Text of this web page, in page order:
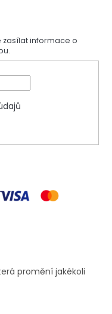
zasílat informace o
promění jakékoli